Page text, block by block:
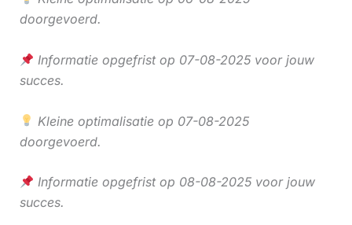
doorgevoerd.
Informatie opgefrist op 07-08-2025 voor jouw
succes.
Kleine optimalisatie op 07-08-2025
doorgevoerd.
Informatie opgefrist op 08-08-2025 voor jouw
succes.